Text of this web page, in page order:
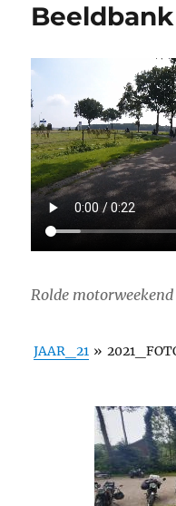
Beeldbank
Rolde motorweekend
JAAR_21 »